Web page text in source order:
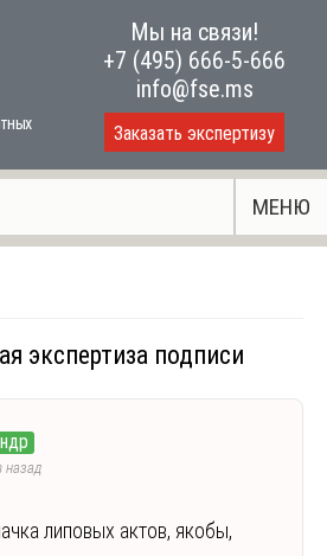
Мы на связи!
+7 (495) 666-5-666
info@fse.ms
Заказать экспертизу
МЕНЮ
экспертиза подписи
назад
липовых актов, якобы,